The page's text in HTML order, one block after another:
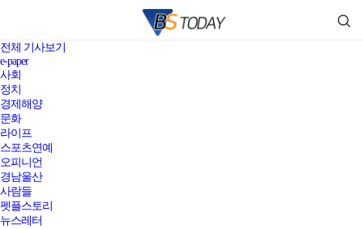
전체 기사보기
e-paper
사회
정치
경제해양
문화
라이프
스포츠연예
오피니언
경남울산
사람들
펫플스토리
뉴스레터